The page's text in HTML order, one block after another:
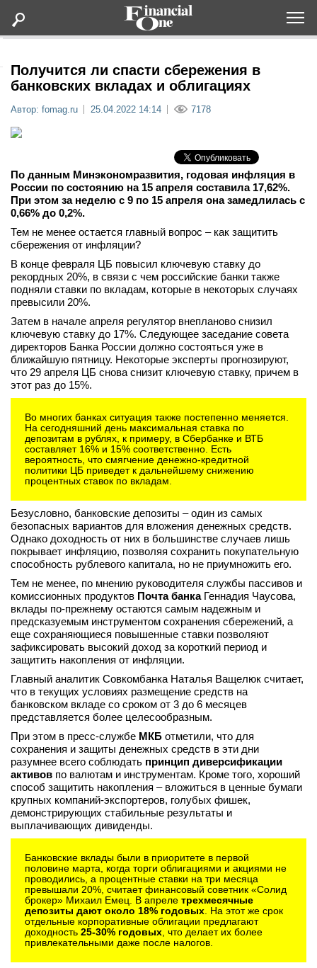
Статьи
Lifestyle
Мероприятия
Новости
Интервью
вконтакте
телеграм
Стать автором
Получится ли спасти сбережения в
банковских вкладах и облигациях
Автор: fomag.ru 25.04.2022 14:14 7178
По данным Минэкономразвития, годовая инфляция в
России по состоянию на 15 апреля составила 17,62%.
При этом за неделю с 9 по 15 апреля она замедлилась с
0,66% до 0,2%.
Тем не менее остается главный вопрос – как защитить
сбережения от инфляции?
В конце февраля ЦБ повысил ключевую ставку до
рекордных 20%, в связи с чем российские банки также
подняли ставки по вкладам, которые в некоторых случаях
превысили 20%.
Затем в начале апреля регулятор внепланово снизил
ключевую ставку до 17%. Следующее заседание совета
директоров Банка России должно состояться уже в
ближайшую пятницу. Некоторые эксперты прогнозируют,
что 29 апреля ЦБ снова снизит ключевую ставку, причем в
этот раз до 15%.
Во многих банках ситуация также постепенно меняется.
На сегодняшний день максимальная ставка по
депозитам в рублях, к примеру, в Сбербанке и ВТБ
составляет 16% и 15% соответственно. Есть
вероятность, что смягчение денежно-кредитной
политики ЦБ приведет к дальнейшему снижению
процентных ставок по вкладам.
Безусловно, банковские депозиты – один из самых
безопасных вариантов для вложения денежных средств.
Однако доходность от них в большинстве случаев лишь
покрывает инфляцию, позволяя сохранить покупательную
способность рублевого капитала, но не приумножить его.
Тем не менее, по мнению руководителя службы пассивов и
комиссионных продуктов Почта банкаГеннадия Чаусова,
вклады по-прежнему остаются самым надежным и
предсказуемым инструментом сохранения сбережений, а
еще сохраняющиеся повышенные ставки позволяют
зафиксировать высокий доход за короткий период и
защитить накопления от инфляции.
Главный аналитик Совкомбанка Наталья Ващелюк считает,
что в текущих условиях размещение средств на
банковском вкладе со сроком от 3 до 6 месяцев
представляется более целесообразным.
При этом в пресс-службе МКБ отметили, что для
сохранения и защиты денежных средств в эти дни
разумнее всего соблюдать принцип диверсификации
активов по валютам и инструментам. Кроме того, хороший
способ защитить накопления – вложиться в ценные бумаги
крупных компаний-экспортеров, голубых фишек,
демонстрирующих стабильные результаты и
выплачивающих дивиденды.
Банковские вклады были в приоритете в первой
половине марта, когда торги облигациями и акциями не
проводились, а процентные ставки на три месяца
превышали 20%, считает финансовый советник «Солид
брокер» Михаил Емец. В апреле трехмесячные
депозиты дают около 18% годовых . На этот же срок
отдельные корпоративные облигации предлагают
доходность 25-30% годовых , что делает их более
привлекательными даже после налогов.